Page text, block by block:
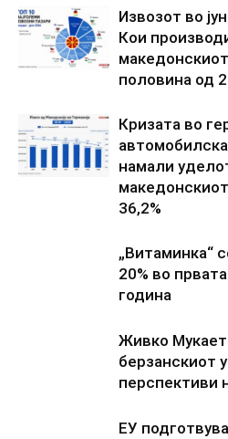
Извозот во
Кои
половина од
Кризата во
намали
36,2%
„Витаминка“
20% во
година
Живко
берзанскиот
перспективи
ЕУ